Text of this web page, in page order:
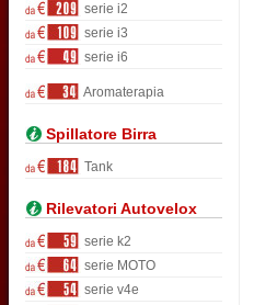
serie i2
serie i3
serie i6
Aromaterapia
Spillatore Birra
Tank
Rilevatori Autovelox
serie k2
serie MOTO
serie v4e